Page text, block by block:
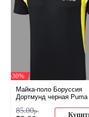
-30%
Майка-поло Боруссия
Дортмунд черная Puma
85.00р.